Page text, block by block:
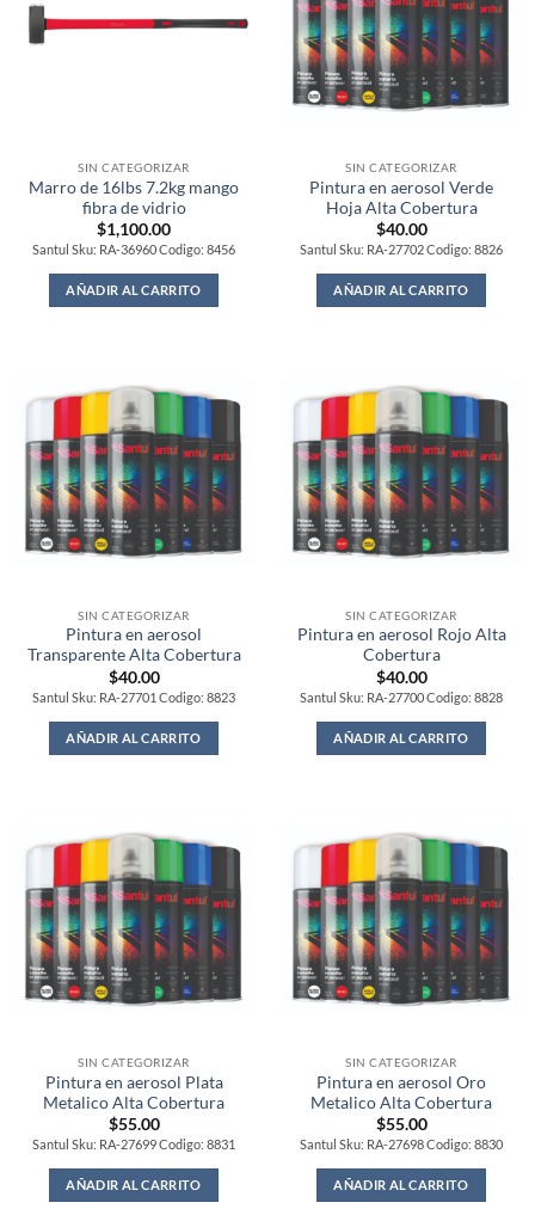
SIN CATEGORIZAR
Marro de 16lbs 7.2kg mango
fibra de vidrio
$1,100.00
Santul Sku: RA-36960 Codigo: 8456
AÑADIR AL CARRITO
SIN CATEGORIZAR
Pintura en aerosol Verde
Hoja Alta Cobertura
$40.00
Santul Sku: RA-27702 Codigo: 8826
AÑADIR AL CARRITO
SIN CATEGORIZAR
Pintura en aerosol
Transparente Alta Cobertura
$40.00
Santul Sku: RA-27701 Codigo: 8823
AÑADIR AL CARRITO
SIN CATEGORIZAR
Pintura en aerosol Rojo Alta
Cobertura
$40.00
Santul Sku: RA-27700 Codigo: 8828
AÑADIR AL CARRITO
SIN CATEGORIZAR
Pintura en aerosol Plata
Metalico Alta Cobertura
$55.00
Santul Sku: RA-27699 Codigo: 8831
AÑADIR AL CARRITO
SIN CATEGORIZAR
Pintura en aerosol Oro
Metalico Alta Cobertura
$55.00
Santul Sku: RA-27698 Codigo: 8830
AÑADIR AL CARRITO